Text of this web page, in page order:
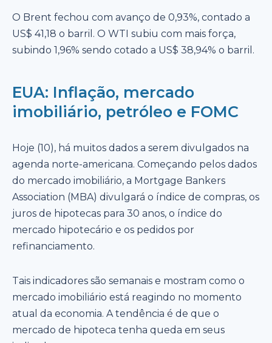
O Brent fechou com avanço de 0,93%, contado a
US$ 41,18 o barril. O WTI subiu com mais força,
subindo 1,96% sendo cotado a US$ 38,94% o barril.
EUA: Inflação, mercado
imobiliário, petróleo e FOMC
Hoje (10), há muitos dados a serem divulgados na
agenda norte-americana. Começando pelos dados
do mercado imobiliário, a Mortgage Bankers
Association (MBA) divulgará o índice de compras, os
juros de hipotecas para 30 anos, o índice do
mercado hipotecário e os pedidos por
refinanciamento.
Tais indicadores são semanais e mostram como o
mercado imobiliário está reagindo no momento
atual da economia. A tendência é de que o
mercado de hipoteca tenha queda em seus